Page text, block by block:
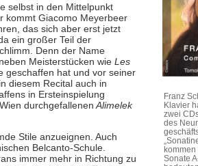
selbst in den Mittelpunkt
kommt Giacomo Meyerbeer
das sich aber erst jetzt
ein großer Teil der
Denn der Name
Meisterstücken wie Les
geschaffen hat und vor seiner
diesem Recital auch in
in Ersteinspielung
durchgefallenen Alimelek
Stile anzueignen. Auch
Belcanto-Schule.
immer mehr in Richtung zu
Franz
Klavier
zwei
des
kommen
Sonate